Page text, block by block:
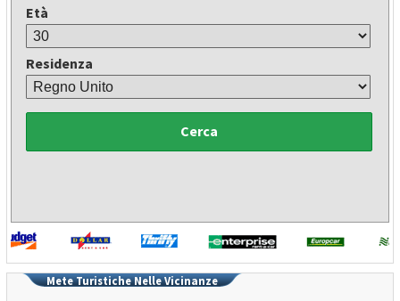
Età
Residenza
Cerca
Mete Turistiche Nelle Vicinanze